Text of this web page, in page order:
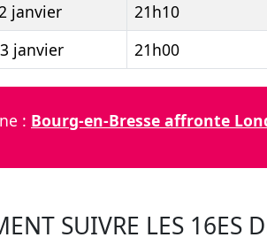
janvier
21h10
janvier
21h00
: Bourg-en-Bresse affronte
SUIVRE LES 16ES